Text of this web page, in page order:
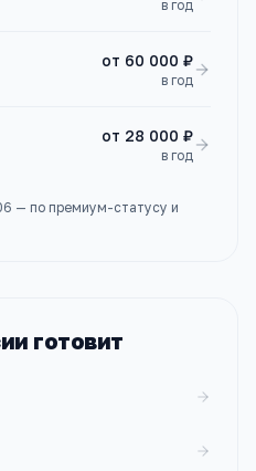
в год
от 60 000 ₽
в год
от 28 000 ₽
в год
— по премиум-статусу и
готовит